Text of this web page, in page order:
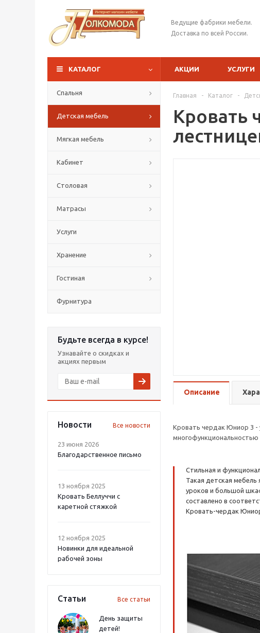
Ведущие фабрики мебели.
Доставка по всей России.
КАТАЛОГ АКЦИИ УСЛУГИ
Спальня
Детская мебель
Мягкая мебель
Кабинет
Столовая
Матрасы
Услуги
Хранение
Гостиная
Фурнитура
Будьте всегда в курсе!
Узнавайте о скидках и
акциях первым
Новости Все новости
23 июня 2026
Благодарственное письмо
13 ноября 2025
Кровать Беллуччи с
каретной стяжкой
12 ноября 2025
Новинки для идеальной
рабочей зоны
Статьи Все статьи
День защиты
детей!
Главная - Каталог -
Кровать
Описание
Кровать чердак Юниор 3 -
многофункциональностью
Стильная и
Такая детская
уроков и большой
составлено в
Кровать-чердак